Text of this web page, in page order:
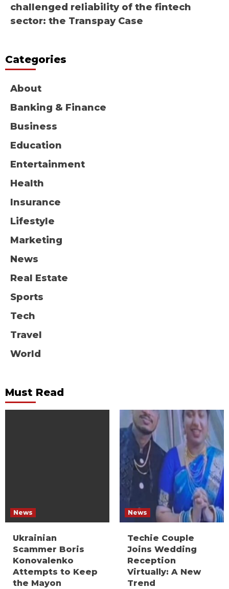
challenged reliability of the fintech
sector: the Transpay Case
Categories
About
Banking & Finance
Business
Education
Entertainment
Health
Insurance
Lifestyle
Marketing
News
Real Estate
Sports
Tech
Travel
World
Must Read
News
Ukrainian
Scammer Boris
Konovalenko
Attempts to Keep
the Mayon
News
Techie Couple
Joins Wedding
Reception
Virtually: A New
Trend